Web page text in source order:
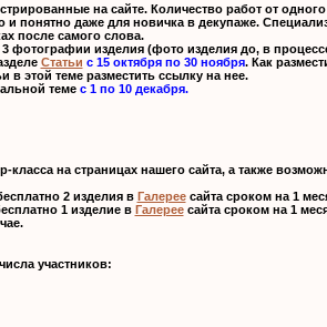
на сайте. Количество работ от
и понятно даже для новичка в декупаже.
после самого слова.
фотографии изделия (фото изделия до, в
Статьи с 15 октября по 30 ноября. Как
в этой теме разместить ссылку на нее.
теме с 1 по 10 декабря.
на страницах нашего сайта, а также
2 изделия в Галереесайта сроком на 1
1 изделие в Галереесайта сроком на 1
участников: